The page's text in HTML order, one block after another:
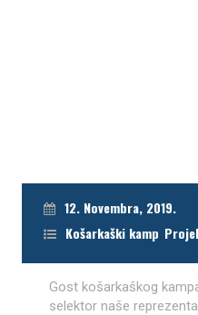
12. Novembra, 2019.
Košarkaški kamp
Gost košarkaškog
selektor naše